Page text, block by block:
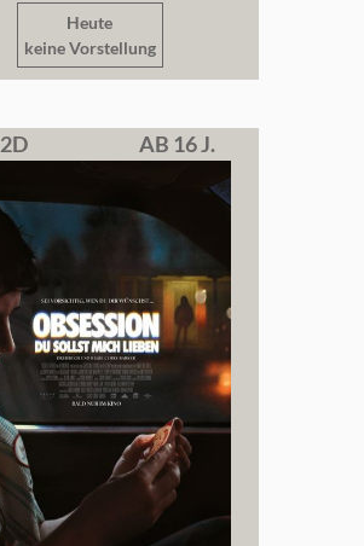
Heute
keine Vorstellung
2D AB 16 J.